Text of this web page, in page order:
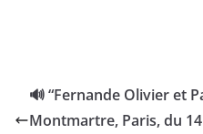
🔊 “Fernande Olivier et
Montmartre, Paris, du